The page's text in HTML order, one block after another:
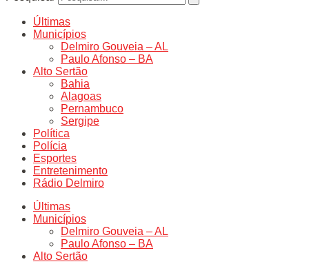
Últimas
Municípios
Delmiro Gouveia – AL
Paulo Afonso – BA
Alto Sertão
Bahia
Alagoas
Pernambuco
Sergipe
Política
Polícia
Esportes
Entretenimento
Rádio Delmiro
Últimas
Municípios
Delmiro Gouveia – AL
Paulo Afonso – BA
Alto Sertão